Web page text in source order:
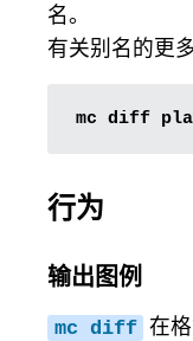
名。
有关别名的更
mc diff
行为
输出图例
mc diff 在